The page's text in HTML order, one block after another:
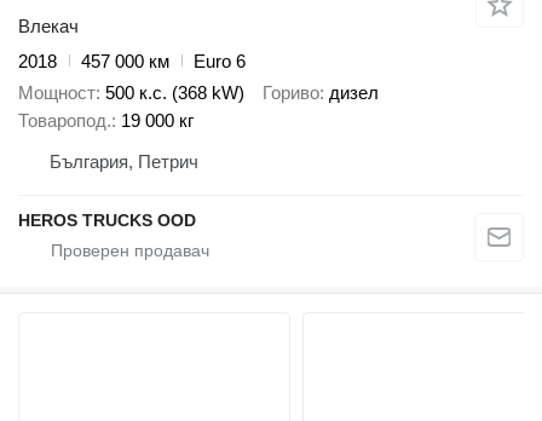
Влекач
2018
457 000 км
Euro 6
Мощност 500 к.с. (368 kW) Гориво дизел
Товаропод. 19 000 кг
България, Петрич
HEROS TRUCKS OOD